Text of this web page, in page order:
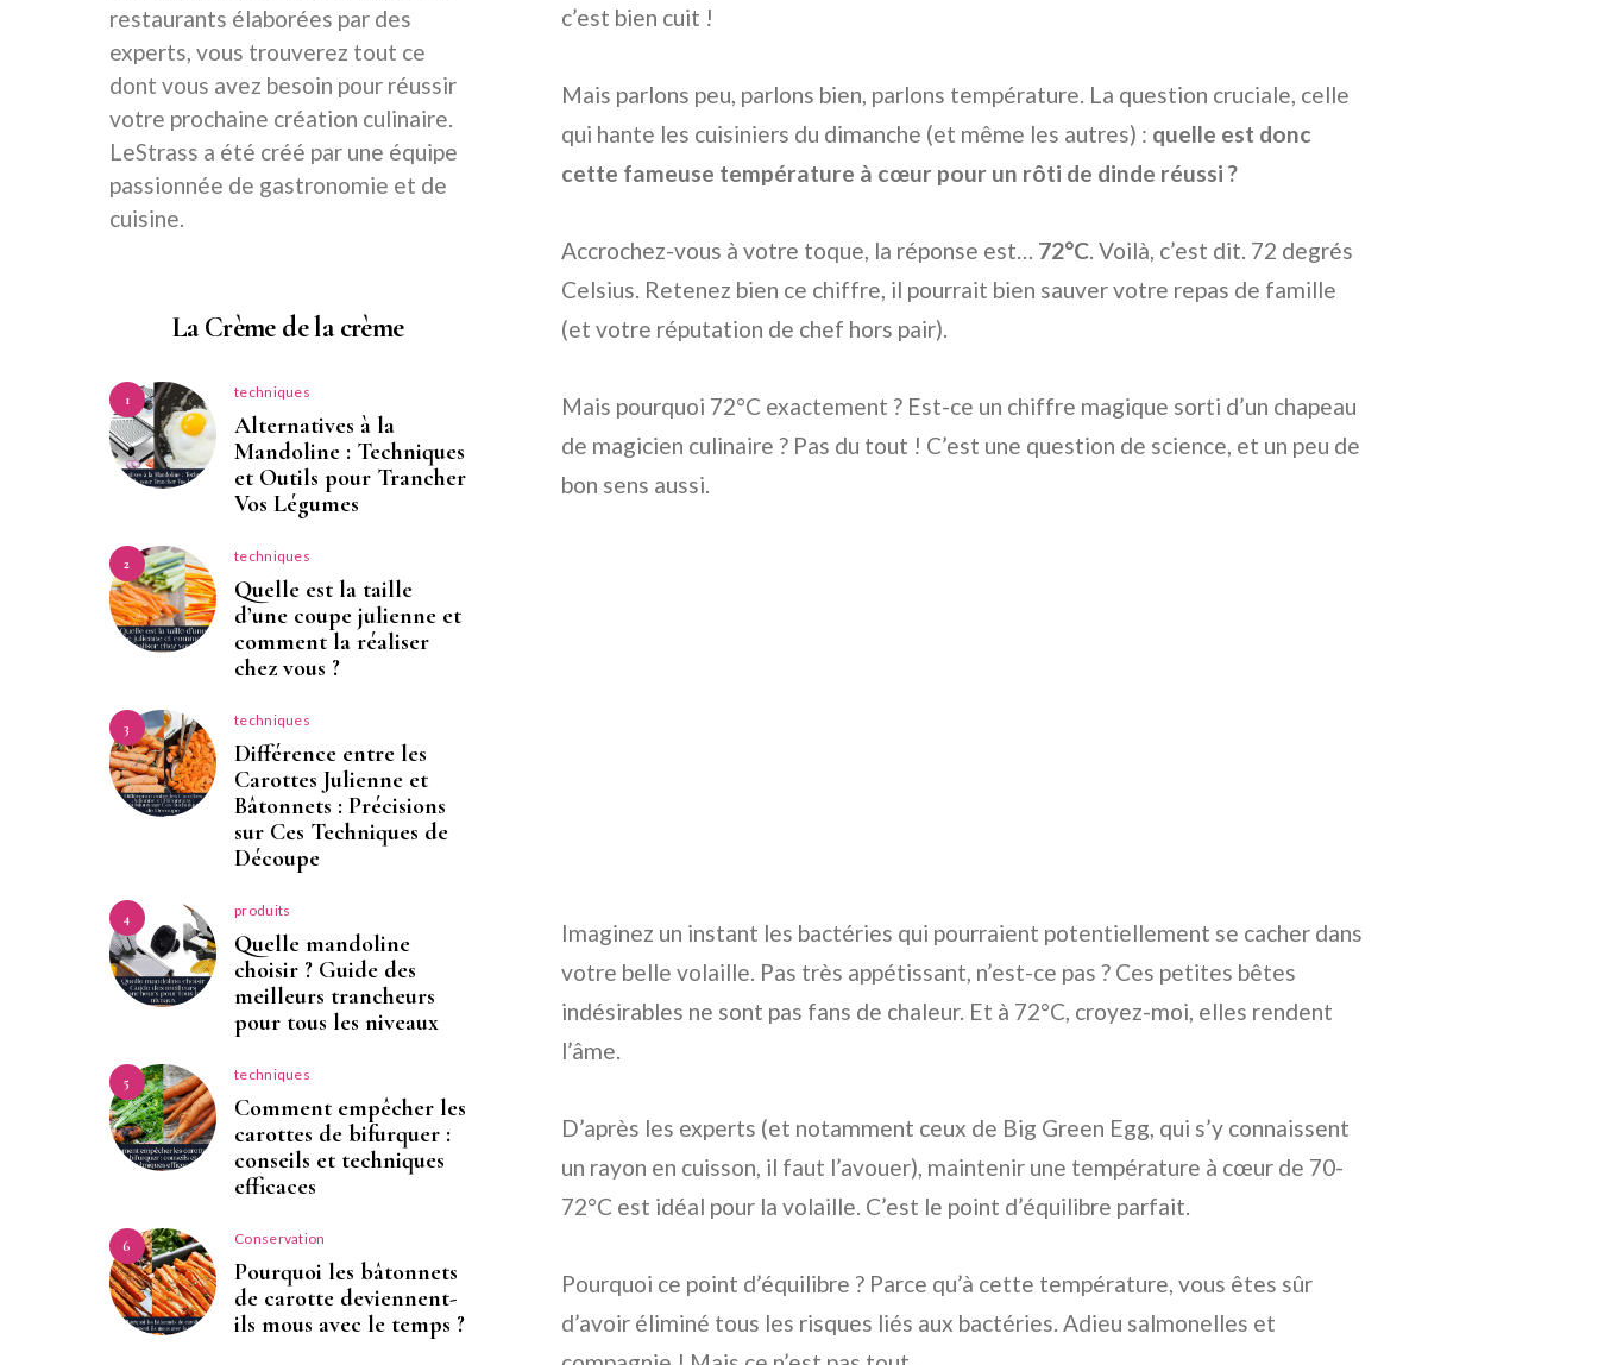
c’est bien cuit !
Mais parlons peu, parlons bien, parlons température. La question cruciale, celle
qui hante les cuisiniers du dimanche (et même les autres) : quelle est donc
cette fameuse température à cœur pour un rôti de dinde réussi ?
Accrochez-vous à votre toque, la réponse est… 72°C. Voilà, c’est dit. 72 degrés
Celsius. Retenez bien ce chiffre, il pourrait bien sauver votre repas de famille
(et votre réputation de chef hors pair).
Mais pourquoi 72°C exactement ? Est-ce un chiffre magique sorti d’un chapeau
de magicien culinaire ? Pas du tout ! C’est une question de science, et un peu de
bon sens aussi.
Imaginez un instant les bactéries qui pourraient potentiellement se cacher dans
votre belle volaille. Pas très appétissant, n’est-ce pas ? Ces petites bêtes
indésirables ne sont pas fans de chaleur. Et à 72°C, croyez-moi, elles rendent
l’âme.
D’après les experts (et notamment ceux de Big Green Egg, qui s’y connaissent
un rayon en cuisson, il faut l’avouer), maintenir une température à cœur de 70-
72°C est idéal pour la volaille. C’est le point d’équilibre parfait.
Pourquoi ce point d’équilibre ? Parce qu’à cette température, vous êtes sûr
d’avoir éliminé tous les risques liés aux bactéries. Adieu salmonelles et
restaurants élaborées par des
experts, vous trouverez tout ce
dont vous avez besoin pour réussir
votre prochaine création culinaire.
LeStrass a été créé par une équipe
passionnée de gastronomie et de
cuisine.
La Crème de la crème
1 techniques
Alternatives à la
Mandoline : Techniques
et Outils pour Trancher
Vos Légumes
2 techniques
Quelle est la taille
d’une coupe julienne et
comment la réaliser
chez vous ?
3 techniques
Différence entre les
Carottes Julienne et
Bâtonnets : Précisions
sur Ces Techniques de
Découpe
4 produits
Quelle mandoline
choisir ? Guide des
meilleurs trancheurs
pour tous les niveaux
5 techniques
Comment empêcher les
carottes de bifurquer :
conseils et techniques
efficaces
6 Conservation
Pourquoi les bâtonnets
de carotte deviennent-
ils mous avec le temps ?